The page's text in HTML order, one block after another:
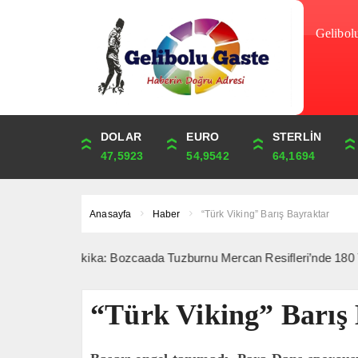
DOLAR
47,5923
EURO
54,9542
STERLİN
64,1694
ONS
4,247,69
ALTIN
6,500,36
ÇEYREK
10,628,08
Anasayfa Haber “Türk Viking” Barış Bayraktar
Dakika: Bozcaada Tuzburnu Mercan Resifleri’nde 180 Tür
“Türk Viking”